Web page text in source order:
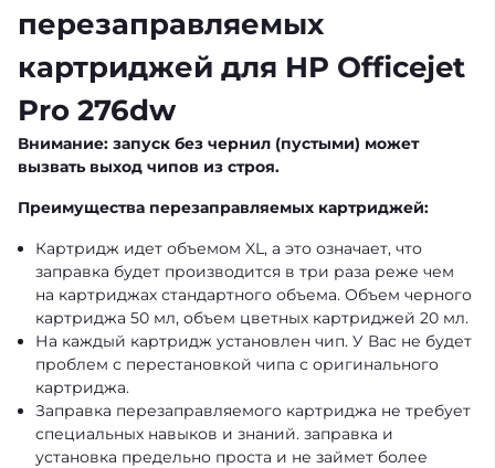
перезаправляемых
картриджей для HP Officejet
Pro 276dw
Внимание: запуск без чернил (пустыми) может
вызвать выход чипов из строя.
Преимущества перезаправляемых картриджей:
Картридж идет объемом XL, а это означает, что
заправка будет производится в три раза реже чем
на картриджах стандартного объема. Объем черного
картриджа 50 мл, объем цветных картриджей 20 мл.
На каждый картридж установлен чип. У Вас не будет
проблем с перестановкой чипа с оригинального
картриджа.
Заправка перезаправляемого картриджа не требует
специальных навыков и знаний. заправка и
установка предельно проста и не займет более